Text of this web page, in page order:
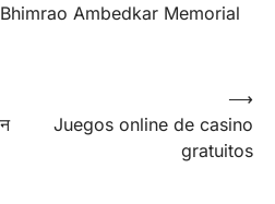
Ambedkar Memorial
Juegos online de casino
gratuitos
⟶